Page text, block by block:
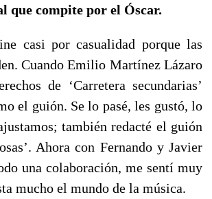
que compite por el Óscar.
casi por casualidad porque las
Cuando Emilio Martínez Lázaro
de ‘Carretera secundarias’
el guión. Se lo pasé, les gustó, lo
también redacté el guión
Ahora con Fernando y Javier
una colaboración, me sentí muy
mucho el mundo de la música.